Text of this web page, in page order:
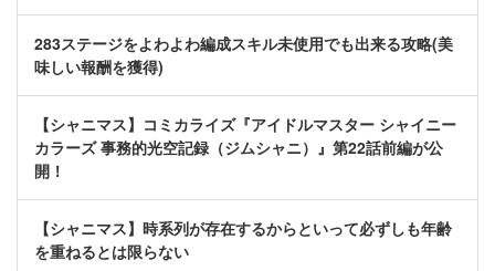
283ステージをよわよわ編成スキル未使用でも出来る攻略(美
味しい報酬を獲得)
【シャニマス】コミカライズ『アイドルマスター シャイニー
カラーズ 事務的光空記録（ジムシャニ）』第22話前編が公
開！
【シャニマス】時系列が存在するからといって必ずしも年齢
を重ねるとは限らない